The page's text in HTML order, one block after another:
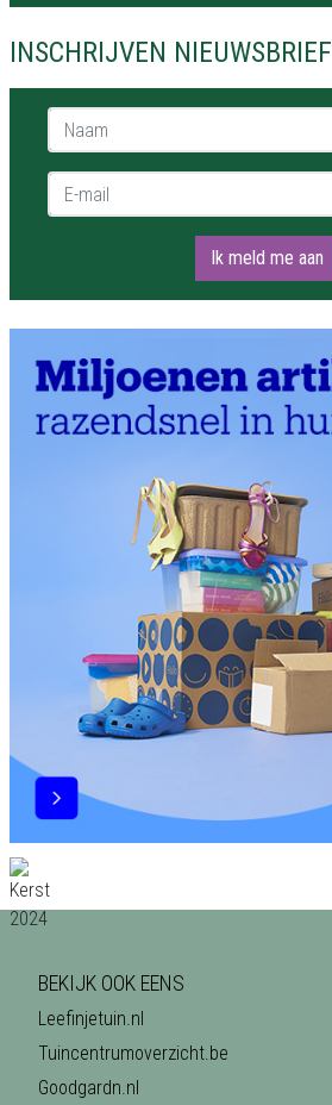
INSCHRIJVEN NIEUWSBRIEF
Naam *
E-mail *
Ik meld me aan
BEKIJK OOK EENS
Leefinjetuin.nl
Tuincentrumoverzicht.be
Goodgardn.nl